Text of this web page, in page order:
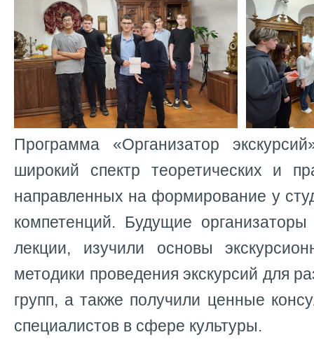
Программа «Организатор
широкий спектр теоретических и
направленных на формирование у
компетенций. Будущие организаторы
лекции, изучили основы
методики проведения экскурсий для
групп, а также получили ценные
специалистов в сфере культуры.